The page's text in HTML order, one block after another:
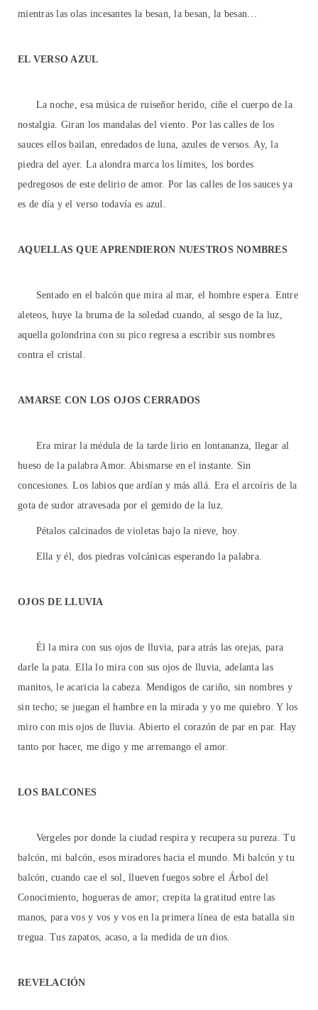
mientras las olas incesantes la besan, la besan, la besan…
EL VERSO AZUL
La noche, esa música de ruiseñor herido, ciñe el cuerpo de la
nostalgia. Giran los mandalas del viento. Por las calles de los
sauces ellos bailan, enredados de luna, azules de versos. Ay, la
piedra del ayer. La alondra marca los límites, los bordes
pedregosos de este delirio de amor. Por las calles de los sauces ya
es de día y el verso todavía es azul.
AQUELLAS QUE APRENDIERON NUESTROS NOMBRES
Sentado en el balcón que mira al mar, el hombre espera. Entre
aleteos, huye la bruma de la soledad cuando, al sesgo de la luz,
aquella golondrina con su pico regresa a escribir sus nombres
contra el cristal.
AMARSE CON LOS OJOS CERRADOS
Era mirar la médula de la tarde lirio en lontananza, llegar al
hueso de la palabra Amor. Abismarse en el instante. Sin
concesiones. Los labios que ardían y más allá. Era el arcoíris de la
gota de sudor atravesada por el gemido de la luz.
Pétalos calcinados de violetas bajo la nieve, hoy.
Ella y él, dos piedras volcánicas esperando la palabra.
OJOS DE LLUVIA
Él la mira con sus ojos de lluvia, para atrás las orejas, para
darle la pata. Ella lo mira con sus ojos de lluvia, adelanta las
manitos, le acaricia la cabeza. Mendigos de cariño, sin nombres y
sin techo; se juegan el hambre en la mirada y yo me quiebro. Y los
miro con mis ojos de lluvia. Abierto el corazón de par en par. Hay
tanto por hacer, me digo y me arremango el amor.
LOS BALCONES
Vergeles por donde la ciudad respira y recupera su pureza. Tu
balcón, mi balcón, esos miradores hacia el mundo. Mi balcón y tu
balcón, cuando cae el sol, llueven fuegos sobre el Árbol del
Conocimiento, hogueras de amor; crepita la gratitud entre las
manos, para vos y vos y vos en la primera línea de esta batalla sin
tregua. Tus zapatos, acaso, a la medida de un dios.
REVELACIÓN